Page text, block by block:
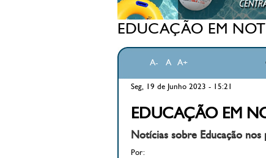
EDUCAÇÃO EM
A- A A+
Seg, 19 de Junho 2023 - 15:21
EDUCAÇÃO EM
Notícias sobre Educação
Por: